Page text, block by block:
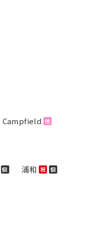
Campfield 他
個 浦和 祝 個